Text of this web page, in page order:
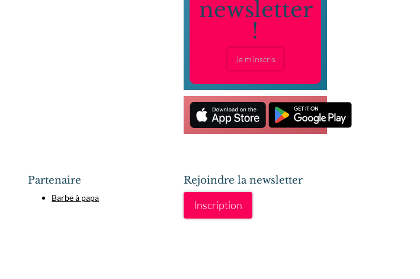
newsletter
!
Je m'inscris
Partenaire
Barbe à papa
Rejoindre la newsletter
Inscription